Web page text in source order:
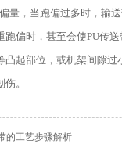
量，当跑偏过多时，输
跑偏时，甚至会使PU传
凸起部位，或机架间隙过
。
的工艺步骤解析